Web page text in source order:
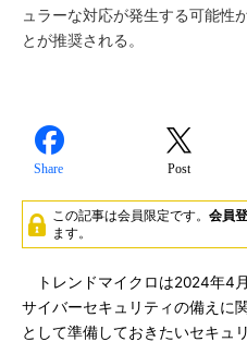
ュラーな対応が発生する可能性
とが推奨される。
Share Post
この記事は会員限定です。 会員
ます。
トレンドマイクロは2024年4
サイバーセキュリティの備えに
として準備しておきたいセキュ